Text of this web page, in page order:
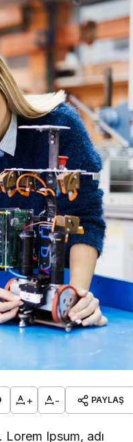
+ - PAYLAŞ
Lorem Ipsum, adı
BÜYÜRKEN
NEDEN